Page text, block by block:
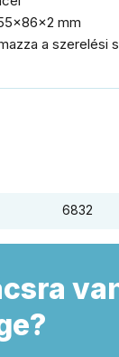
mm
a szerelési
6832